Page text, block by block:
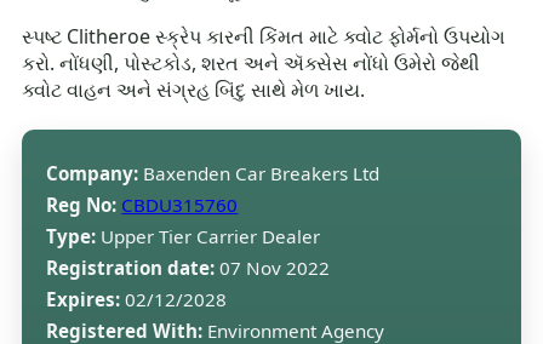
સ્પષ્ટ Clitheroe સ્ક્રેપ કારની કિંમત માટે ક્વોટ ફોર્મનો ઉપયોગ
કરો. નોંધણી, પોસ્ટકોડ, શરત અને ઍક્સેસ નોંધો ઉમેરો જેથી
ક્વોટ વાહન અને સંગ્રહ બિંદુ સાથે મેળ ખાય.
Company: Baxenden Car Breakers Ltd
Reg No: CBDU315760
Type: Upper Tier Carrier Dealer
Registration date: 07 Nov 2022
Expires: 02/12/2028
Registered With: Environment Agency